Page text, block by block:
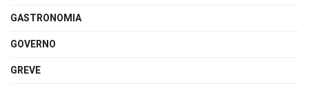
GASTRONOMIA
GOVERNO
GREVE